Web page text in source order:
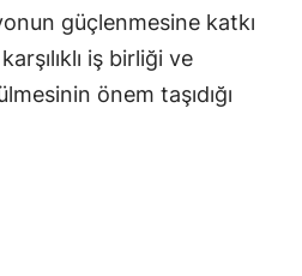
güçlenmesine katkı
iş birliği ve
önem taşıdığı